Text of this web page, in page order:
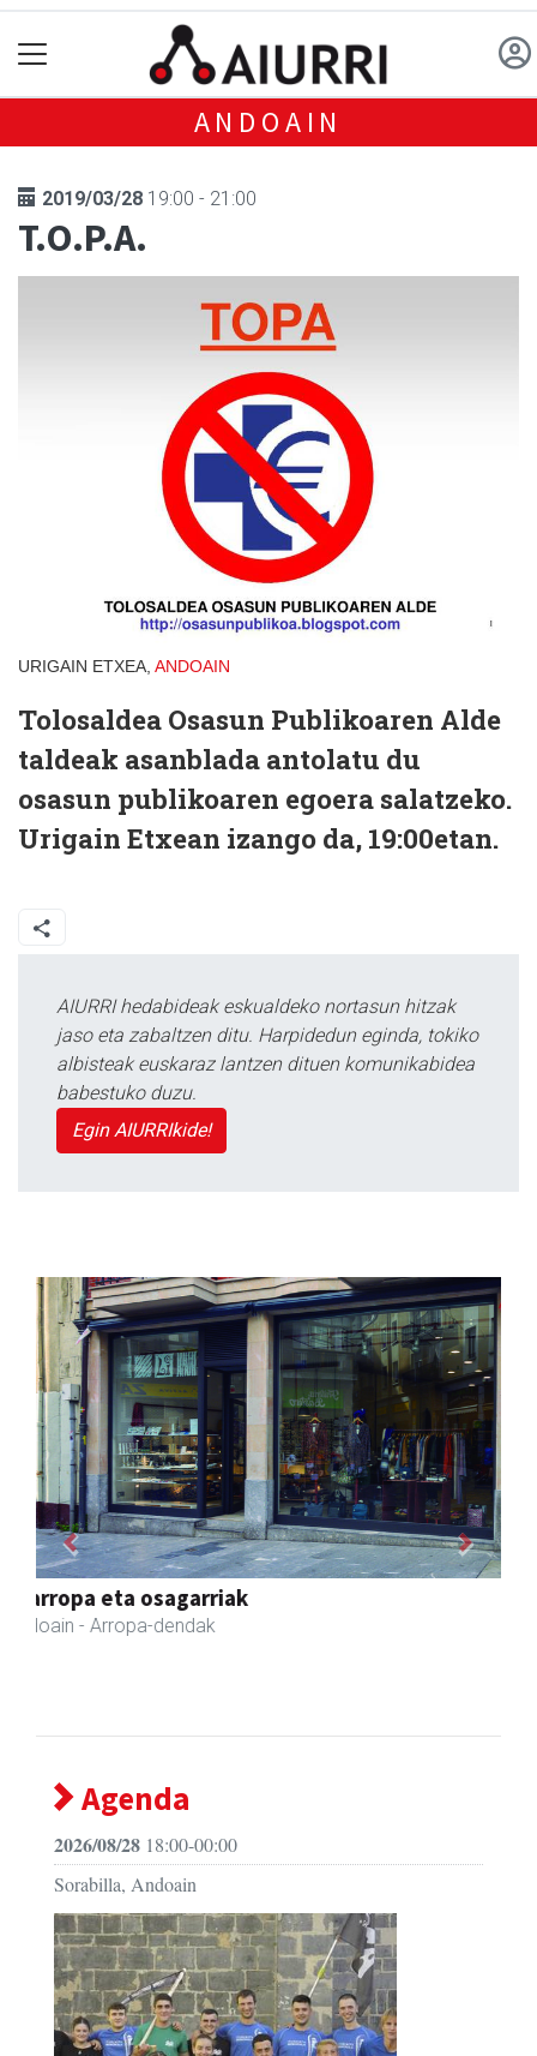
ANDOAIN
2019/03/28 19:00 - 21:00
T.O.P.A.
URIGAIN ETXEA, ANDOAIN
Tolosaldea Osasun Publikoaren Alde
taldeak asanblada antolatu du
osasun publikoaren egoera salatzeko.
Urigain Etxean izango da, 19:00etan.
AIURRI hedabideak eskualdeko nortasun hitzak
jaso eta zabaltzen ditu. Harpidedun eginda, tokiko
albisteak euskaraz lantzen dituen komunikabidea
babestuko duzu.
Egin AIURRIkide!
Adats ileapaindegi eta estetika
Andoain - Ile-apaindegiak
Previous Next
Agenda
2026/08/28 18:00-00:00
Sorabilla, Andoain